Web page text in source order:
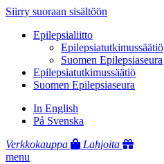
Siirry suoraan sisältöön
Epilepsialiitto
Epilepsiatutkimussäätiö
Suomen Epilepsiaseura
Epilepsiatutkimussäätiö
Suomen Epilepsiaseura
In English
På Svenska
Verkkokauppa
Lahjoita
menu